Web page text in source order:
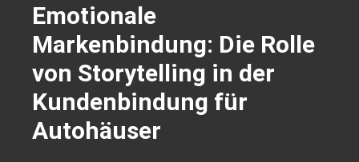
Emotionale
Markenbindung: Die Rolle
von Storytelling in der
Kundenbindung für
Autohäuser